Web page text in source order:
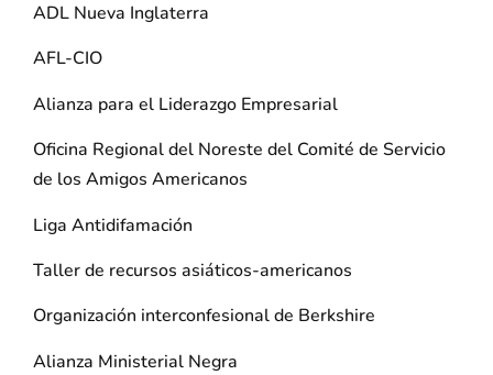
ADL Nueva Inglaterra
AFL-CIO
Alianza para el Liderazgo Empresarial
Oficina Regional del Noreste del Comité de Servicio
de los Amigos Americanos
Liga Antidifamación
Taller de recursos asiáticos-americanos
Organización interconfesional de Berkshire
Alianza Ministerial Negra